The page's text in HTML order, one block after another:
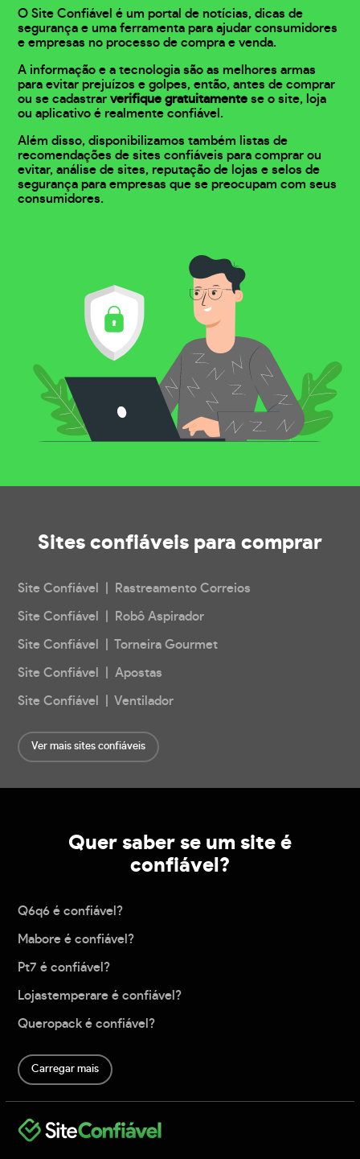
O Site Confiável é um portal de notícias, dicas de
segurança e uma ferramenta para ajudar consumidores
e empresas no processo de compra e venda.
A informação e a tecnologia são as melhores armas
para evitar prejuízos e golpes, então, antes de comprar
ou se cadastrarverifique gratuitamente se o site, loja
ou aplicativo é realmente confiável.
Além disso, disponibilizamos também listas de
recomendações de sites confiáveis para comprar ou
evitar, análise de sites, reputação de lojas e selos de
segurança para empresas que se preocupam com seus
consumidores.
Sites confiáveis para comprar
Site Confiável | Rastreamento Correios
Site Confiável | Robô Aspirador
Site Confiável | Torneira Gourmet
Site Confiável | Apostas
Site Confiável | Ventilador
Ver mais sites confiáveis
Quer saber se um site é
confiável?
Q6q6 é confiável?
Mabore é confiável?
Pt7 é confiável?
Lojastemperare é confiável?
Queropack é confiável?
Carregar mais